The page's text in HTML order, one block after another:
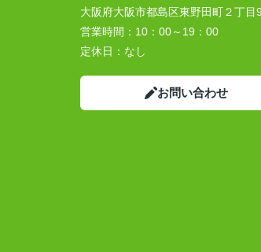
大阪府大阪市都島区東野田町２丁目
営業時間： 10：00～19：00
定休日： なし
お問い合わせ